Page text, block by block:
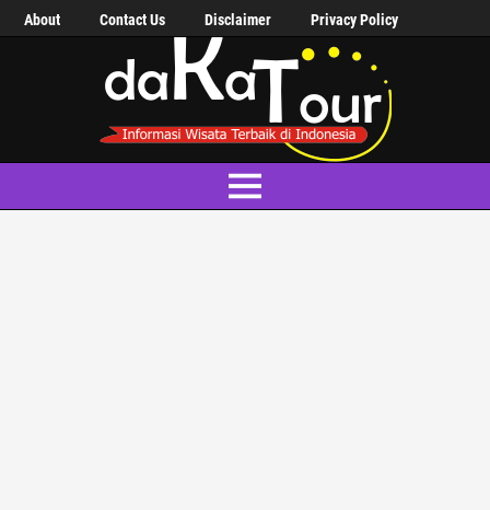
About Contact Us Disclaimer Privacy Policy